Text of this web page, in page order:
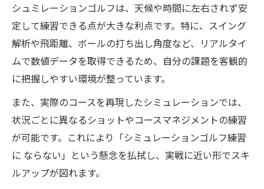
シュミレーションゴルフは、天候や時間に左右されず安
定して練習できる点が大きな利点です。特に、スイング
解析や飛距離、ボールの打ち出し角度など、リアルタイ
ムで数値データを取得できるため、自分の課題を客観的
に把握しやすい環境が整っています。
また、実際のコースを再現したシミュレーションでは、
状況ごとに異なるショットやコースマネジメントの練習
が可能です。これにより「シミュレーションゴルフ練習
に ならない」という懸念を払拭し、実戦に近い形でスキ
ルアップが図れます。